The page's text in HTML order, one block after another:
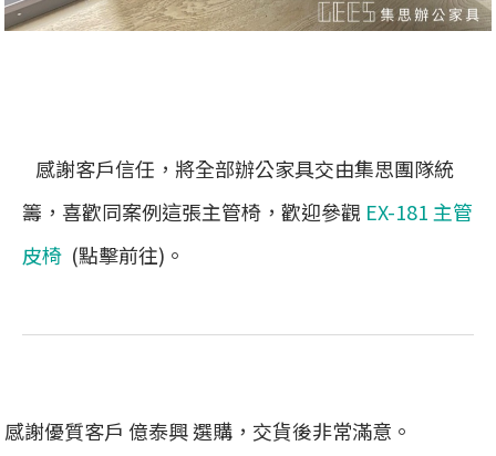
感謝客戶信任，將全部辦公家具交由集思團隊統
籌，喜歡同案例這張主管椅，歡迎參觀 EX-181 主管
皮椅 (點擊前往)。
感謝優質客戶 億泰興 選購，交貨後非常滿意。